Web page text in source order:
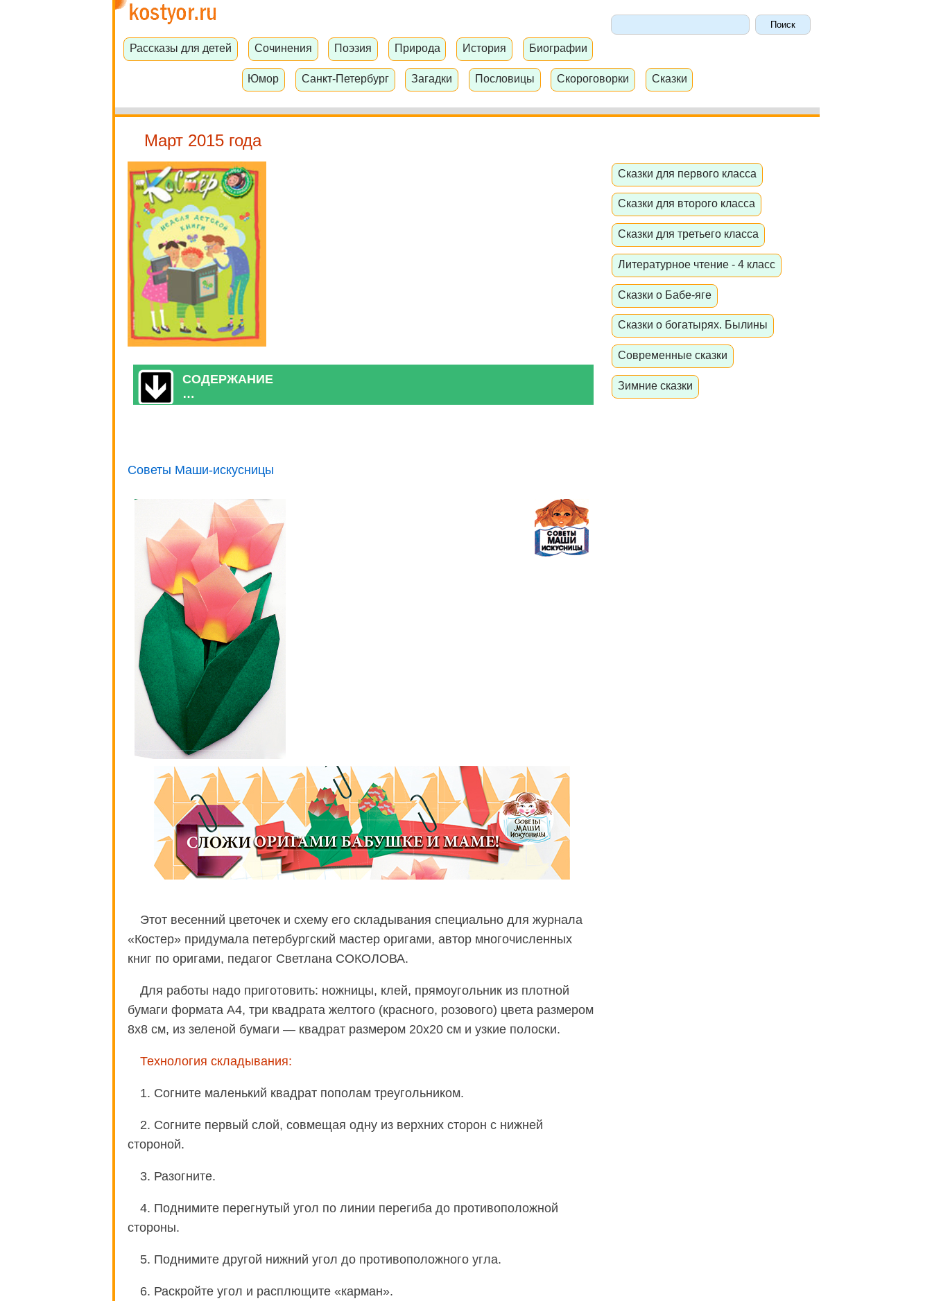
Рассказы для детей Сочинения Поэзия Природа История Биографии
Юмор Санкт-Петербург Загадки Пословицы Скороговорки Сказки
Март 2015 года
СОДЕРЖАНИЕ
…
Советы Маши-искусницы
Этот весенний цветочек и схему его складывания специально для журнала
«Костер» придумала петербургский мастер оригами, автор многочисленных
книг по оригами, педагог Светлана СОКОЛОВА.
Для работы надо приготовить: ножницы, клей, прямоугольник из плотной
бумаги формата А4, три квадрата желтого (красного, розового) цвета размером
8х8 см, из зеленой бумаги — квадрат размером 20х20 см и узкие полоски.
Технология складывания:
1. Согните маленький квадрат пополам треугольником.
2. Согните первый слой, совмещая одну из верхних сторон с нижней
стороной.
3. Разогните.
4. Поднимите перегнутый угол по линии перегиба до противоположной
стороны.
5. Поднимите другой нижний угол до противоположного угла.
6. Раскройте угол и расплющите «карман».
Сказки для первого класса
Сказки для второго класса
Сказки для третьего класса
Литературное чтение - 4 класс
Сказки о Бабе-яге
Сказки о богатырях. Былины
Современные сказки
Зимние сказки